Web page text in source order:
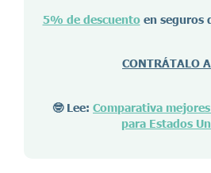
5% de descuentoen seguros
CONTRÁTALO
🤓 Lee: Comparativa
para Estados